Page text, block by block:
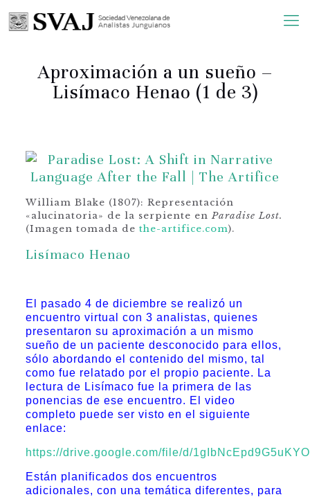
Aproximación a un sueño –
Lisímaco Henao (1 de 3)
William Blake (1807): Representación
«alucinatoria» de la serpiente en Paradise Lost.
(Imagen tomada de the-artifice.com).
Lisímaco Henao
El pasado 4 de diciembre se realizó un
encuentro virtual con 3 analistas, quienes
presentaron su aproximación a un mismo
sueño de un paciente desconocido para ellos,
sólo abordando el contenido del mismo, tal
como fue relatado por el propio paciente. La
lectura de Lisímaco fue la primera de las
ponencias de ese encuentro. El video
completo puede ser visto en el siguiente
enlace:
https://drive.google.com/file/d/
Están planificados dos encuentros
adicionales, con una temática diferentes, para